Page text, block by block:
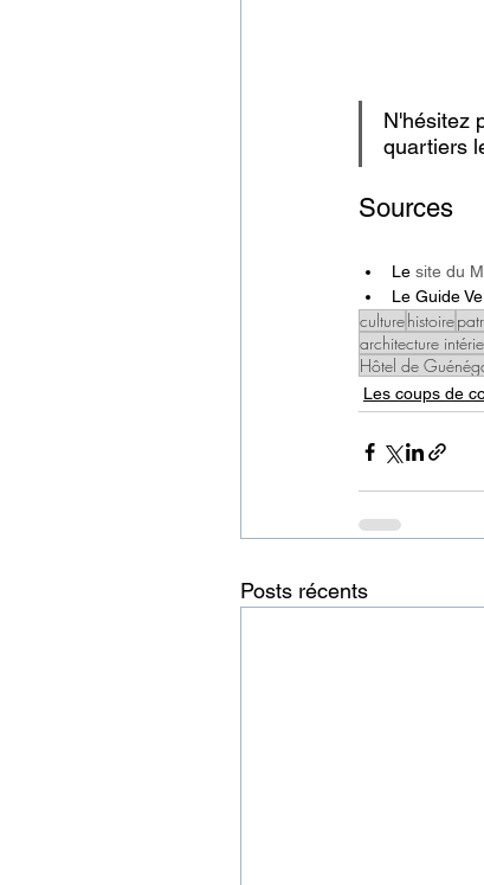
N'hésitez
quartiers
Sources
Le site du
Le Guide
culturehistoire
architecture
Hôtel de
Les coups de
Posts récents